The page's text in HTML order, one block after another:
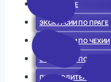
ГИД В ПРАГЕ
ЭКСКУРСИИ ПО ПРАГЕ
ЭКСКУРСИИ ПО ЧЕХИИ
ЭКСКУРСИИ ПО ЕВРОПЕ
ПУТЕВОДИТЕЛЬ